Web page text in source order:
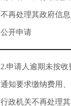
不再处理其政府信息
公开申请
2.申请人逾期未按收
通知要求缴纳费用、
行政机关不再处理其